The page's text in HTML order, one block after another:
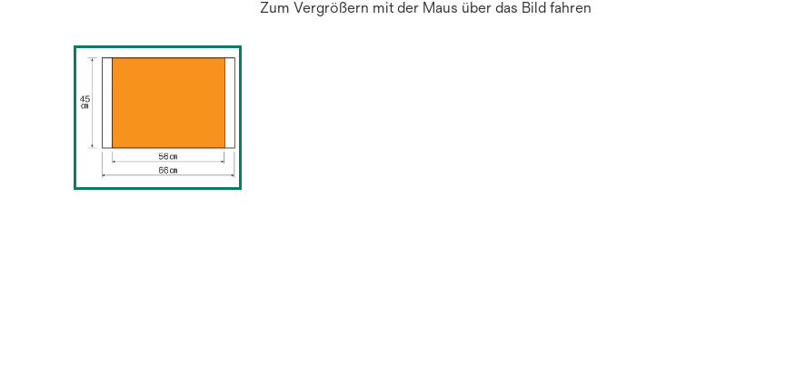
Zum Vergrößern mit der Maus über das Bild fahren